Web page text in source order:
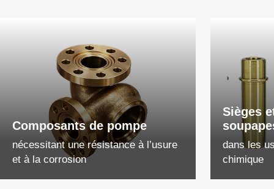
Composants de pompe
nécessitant une résistance à l’usure
et à la corrosion
Sièges
dans les
chimique